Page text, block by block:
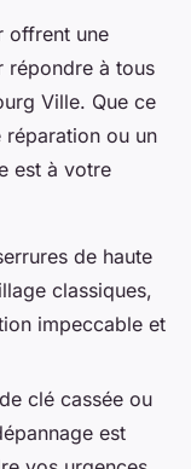
offrent une
répondre à tous
Ville. Que ce
réparation ou un
est à votre
de haute
classiques,
impeccable et
clé cassée ou
est